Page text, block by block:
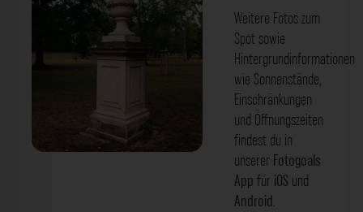
Weitere Fotos zum
Spot sowie
Hintergrundinformationen
wie Sonnenstände,
Einschränkungen
und Öffnungszeiten
findest du in
unserer Fotogoals
App für iOS und
Android.